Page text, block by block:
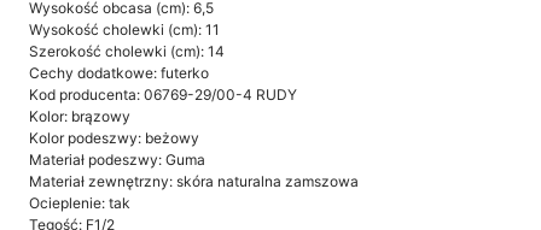
Wysokość obcasa (cm): 6,5
Wysokość cholewki (cm): 11
Szerokość cholewki (cm): 14
Cechy dodatkowe: futerko
Kod producenta: 06769-29/00-4 RUDY
Kolor: brązowy
Kolor podeszwy: beżowy
Materiał podeszwy: Guma
Materiał zewnętrzny: skóra naturalna zamszowa
Ocieplenie: tak
Tęgość: F1/2